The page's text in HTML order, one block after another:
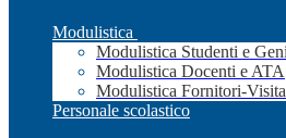
Modulistica
Modulistica Studenti e
Modulistica Docenti e ATA
Modulistica Fornitori-
Personale scolastico